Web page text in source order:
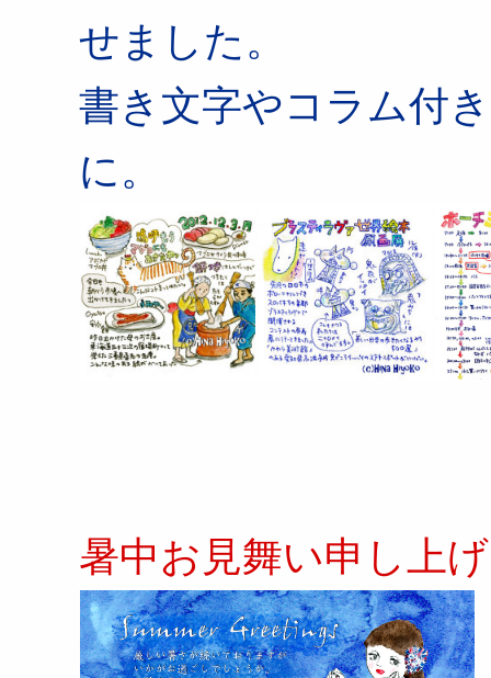
せました。
書き文字やコラム付
に。
暑中お見舞い申し上